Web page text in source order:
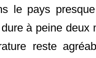
le pays
à peine deux
reste